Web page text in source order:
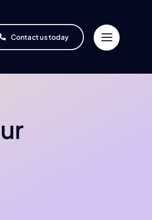
Contact us today